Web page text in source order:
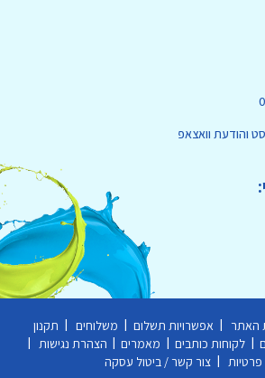
והודעת וואצאפ
האתר | אפשרויות תשלום | משלוחים | תקנון
| לקוחות כותבים | מאמרים | הצהרת נגישות |
פרטיות | צור קשר / ביטול עסקה